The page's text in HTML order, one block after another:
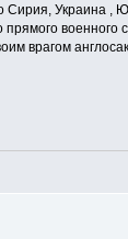
Сирия, Украина
врагом